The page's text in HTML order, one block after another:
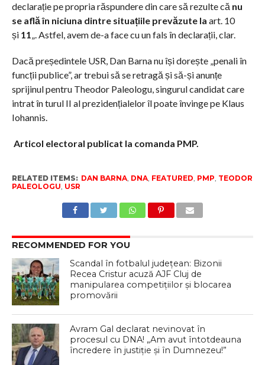
declarație pe propria răspundere din care să rezulte că nu
se află în niciuna dintre situațiile prevăzute la art. 10
și 11„. Astfel, avem de-a face cu un fals în declarații, clar.
Dacă președintele USR, Dan Barna nu își dorește „penali în
funcții publice”, ar trebui să se retragă și să-și anunțe
sprijinul pentru Theodor Paleologu, singurul candidat care
intrat în turul II al prezidențialelor îl poate învinge pe Klaus
Iohannis.
Articol electoral publicat la comanda PMP.
RELATED ITEMS: DAN BARNA, DNA, FEATURED, PMP, TEODOR
PALEOLOGU, USR
RECOMMENDED FOR YOU
Scandal în fotbalul județean: Bizonii
Recea Cristur acuză AJF Cluj de
manipularea competițiilor și blocarea
promovării
Avram Gal declarat nevinovat în
procesul cu DNA! „Am avut întotdeauna
încredere în justiție și în Dumnezeu!”